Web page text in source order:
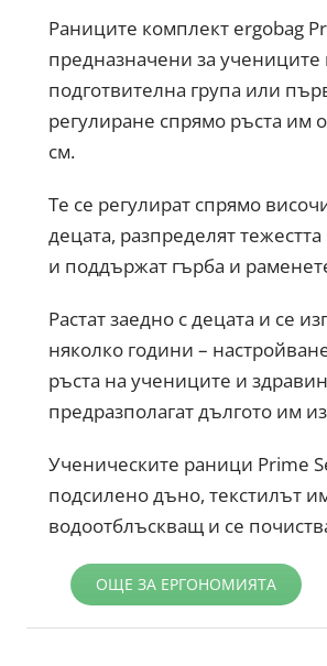
Раниците комплект ergobag
предназначени за учениците
подготвителна група или
регулиране спрямо ръста им
см.
Те се регулират спрямо
децата, разпределят
и поддържат гърба и
Растат заедно с децата и се
няколко години –
ръста на учениците и
предразполагат дългото им
Ученическите раници Prime
подсилено дъно, текстилът
водоотблъскващ и се
ОЩЕ ЗА ЕРГОНОМИЯТА